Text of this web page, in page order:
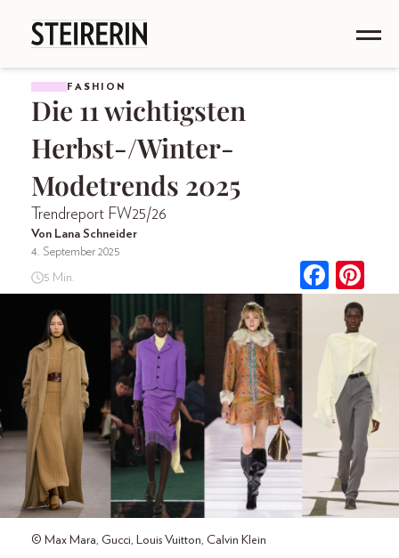
FASHION
Die 11 wichtigsten
Herbst-/Winter-
Modetrends 2025
Trendreport FW25/26
Von Lana Schneider
4. September 2025
5 Min.
© Max Mara, Gucci, Louis Vuitton, Calvin Klein